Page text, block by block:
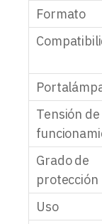
Formato
Tensión de
Grado de
protección
Uso